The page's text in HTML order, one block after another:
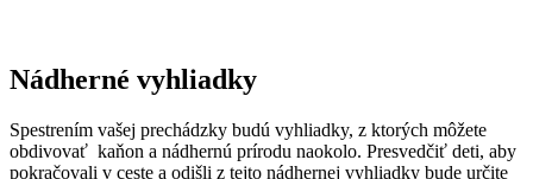
Nádherné vyhliadky
Spestrením vašej prechádzky budú vyhliadky, z ktorých môžete
obdivovať kaňon a nádhernú prírodu naokolo. Presvedčiť deti, aby
pokračovali v ceste a odišli z tejto nádhernej vyhliadky bude určite